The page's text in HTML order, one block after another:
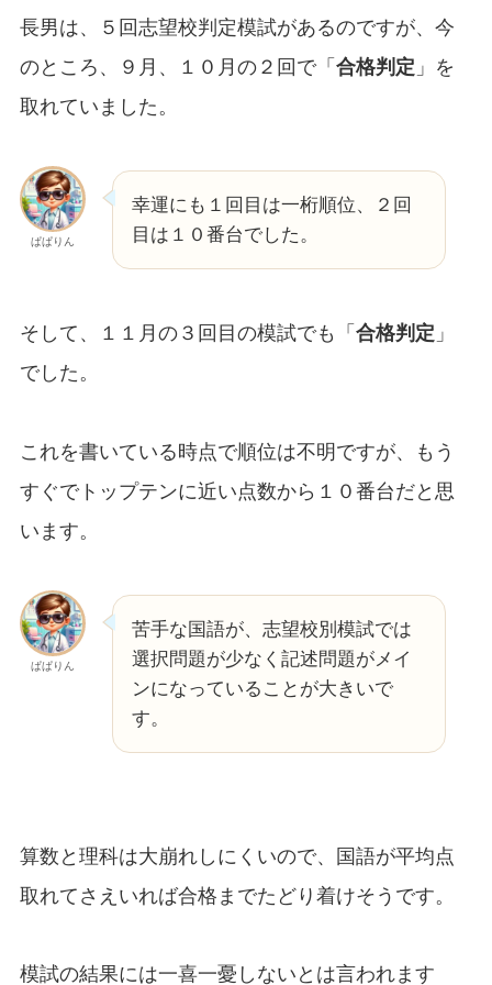
長男は、５回志望校判定模試があるのですが、今
のところ、９月、１０月の２回で「 合格判定 」を
取れていました。
ぱぱりん
幸運にも１回目は一桁順位、２回
目は１０番台でした。
そして、１１月の３回目の模試でも「 合格判定 」
でした。
これを書いている時点で順位は不明ですが、もう
すぐでトップテンに近い点数から１０番台だと思
います。
ぱぱりん
苦手な国語が、志望校別模試では
選択問題が少なく記述問題がメイ
ンになっていることが大きいで
す。
算数と理科は大崩れしにくいので、国語が平均点
取れてさえいれば合格までたどり着けそうです。
模試の結果には一喜一憂しないとは言われます